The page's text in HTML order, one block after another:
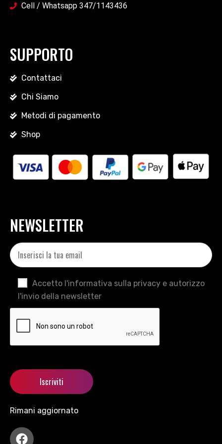
Cell / Whatsapp 347/1143436
SUPPORTO
Contattaci
Chi Siamo
Metodi di pagamento
Shop
NEWSLETTER
Accetto l'informativa sulla privacy e autorizzo
l'invio della newsletter
Rimani aggiornato